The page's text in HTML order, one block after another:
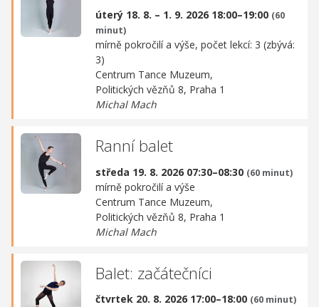
úterý 18. 8. – 1. 9. 2026 18:00–19:00 (60
minut)
mírně pokročilí a výše, počet lekcí: 3 (zbývá:
3)
Centrum Tance Muzeum,
Politických vězňů 8, Praha 1
Michal Mach
Ranní balet
středa 19. 8. 2026 07:30–08:30 (60 minut)
mírně pokročilí a výše
Centrum Tance Muzeum,
Politických vězňů 8, Praha 1
Michal Mach
Balet: začátečníci
čtvrtek 20. 8. 2026 17:00–18:00 (60 minut)